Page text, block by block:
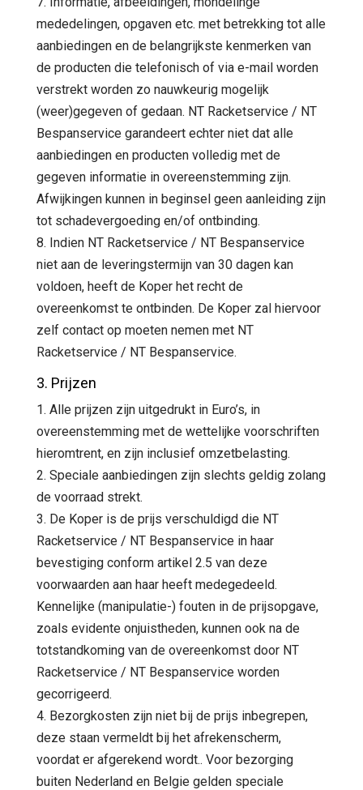
mededelingen, opgaven etc. met betrekking tot alle
aanbiedingen en de belangrijkste kenmerken van
de producten die telefonisch of via e-mail worden
verstrekt worden zo nauwkeurig mogelijk
(weer)gegeven of gedaan. NT Racketservice / NT
Bespanservice garandeert echter niet dat alle
aanbiedingen en producten volledig met de
gegeven informatie in overeenstemming zijn.
Afwijkingen kunnen in beginsel geen aanleiding zijn
tot schadevergoeding en/of ontbinding.
8. Indien NT Racketservice / NT Bespanservice
niet aan de leveringstermijn van 30 dagen kan
voldoen, heeft de Koper het recht de
overeenkomst te ontbinden. De Koper zal hiervoor
zelf contact op moeten nemen met NT
Racketservice / NT Bespanservice.
3. Prijzen
1. Alle prijzen zijn uitgedrukt in Euro’s, in
overeenstemming met de wettelijke voorschriften
hieromtrent, en zijn inclusief omzetbelasting.
2. Speciale aanbiedingen zijn slechts geldig zolang
de voorraad strekt.
3. De Koper is de prijs verschuldigd die NT
Racketservice / NT Bespanservice in haar
bevestiging conform artikel 2.5 van deze
voorwaarden aan haar heeft medegedeeld.
Kennelijke (manipulatie-) fouten in de prijsopgave,
zoals evidente onjuistheden, kunnen ook na de
totstandkoming van de overeenkomst door NT
Racketservice / NT Bespanservice worden
gecorrigeerd.
4. Bezorgkosten zijn niet bij de prijs inbegrepen,
deze staan vermeldt bij het afrekenscherm,
voordat er afgerekend wordt.. Voor bezorging
buiten Nederland en Belgie gelden speciale